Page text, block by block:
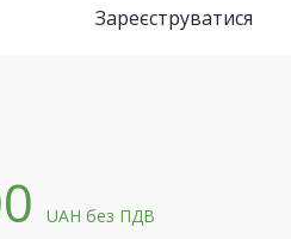
Зареєструватися
UAHбез ПДВ